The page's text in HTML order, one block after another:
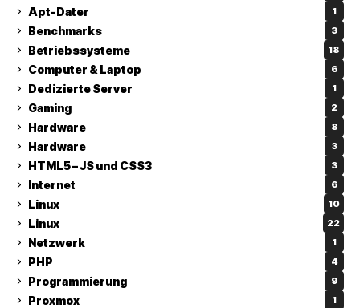
Apt-Dater 1
Benchmarks 3
Betriebssysteme 18
Computer & Laptop 6
Dedizierte Server 1
Gaming 2
Hardware 8
Hardware 3
HTML5 – JS und CSS3 3
Internet 6
Linux 10
Linux 22
Netzwerk 1
PHP 4
Programmierung 9
Proxmox 1